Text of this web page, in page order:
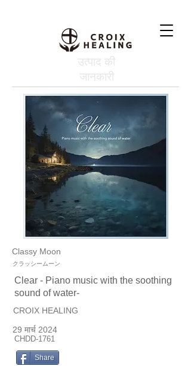
उत्पाद की
जानकारी
Classy Moon
クラッシームーン
Clear - Piano music with the soothing
sound of water-
CROIX HEALING
29 मार्च 2024
CHDD-1761
Share